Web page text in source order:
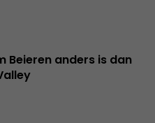
Beieren anders is dan